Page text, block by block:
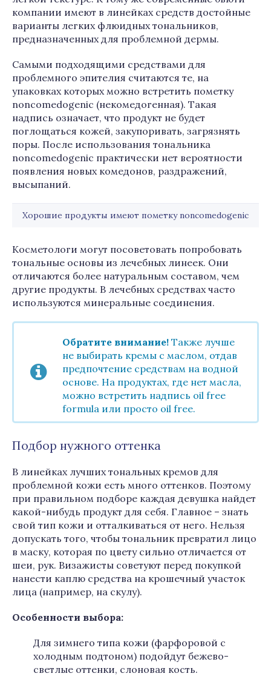
компании имеют в линейках средств достойные
варианты легких флюидных тональников,
предназначенных для проблемной дермы.
Самыми подходящими средствами для
проблемного эпителия считаются те, на
упаковках которых можно встретить пометку
noncomеdogenic (некомедогенная). Такая
надпись означает, что продукт не будет
поглощаться кожей, закупоривать, загрязнять
поры. После использования тональника
noncomеdogenic практически нет вероятности
появления новых комедонов, раздражений,
высыпаний.
Хорошие продукты имеют пометку noncomеdogenic
Косметологи могут посоветовать попробовать
тональные основы из лечебных линеек. Они
отличаются более натуральным составом, чем
другие продукты. В лечебных средствах часто
используются минеральные соединения.
Обратите внимание! Также лучше
не выбирать кремы с маслом, отдав
предпочтение средствам на водной
основе. На продуктах, где нет масла,
можно встретить надпись oil free
formula или просто oil free.
Подбор нужного оттенка
В линейках лучших тональных кремов для
проблемной кожи есть много оттенков. Поэтому
при правильном подборе каждая девушка найдет
какой-нибудь продукт для себя. Главное – знать
свой тип кожи и отталкиваться от него. Нельзя
допускать того, чтобы тональник превратил лицо
в маску, которая по цвету сильно отличается от
шеи, рук. Визажисты советуют перед покупкой
нанести каплю средства на крошечный участок
лица (например, на скулу).
Особенности выбора:
Для зимнего типа кожи (фарфоровой с
холодным подтоном) подойдут бежево-
светлые оттенки, слоновая кость.